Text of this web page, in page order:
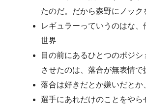
たのだ。だから森野にノック
レギュラーっていうのはな
世界
目の前にあるひとつのポジ
させたのは、落合が無表情で
落合は好きだとか嫌いだと
選手にあれだけのことをや